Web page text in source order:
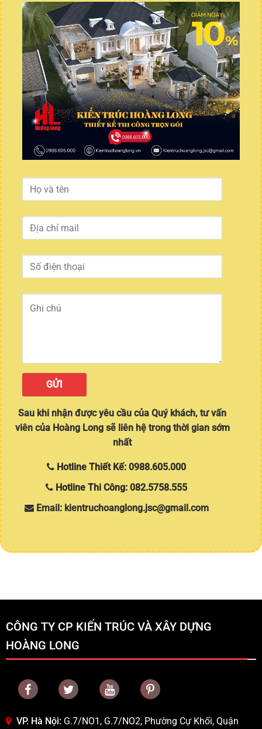
Sau khi nhận được yêu cầu của Quý khách, tư vấn
viên của Hoàng Long sẽ liên hệ trong thời gian sớm
nhất
Hotline Thiết Kế: 0988.605.000
Hotline Thi Công: 082.5758.555
Email: kientruchoanglong.jsc@gmail.com
CÔNG TY CP KIẾN TRÚC VÀ XÂY DỰNG
HOÀNG LONG
VP. Hà Nội: G.7/NO1, G.7/NO2, Phường Cự Khối, Quận